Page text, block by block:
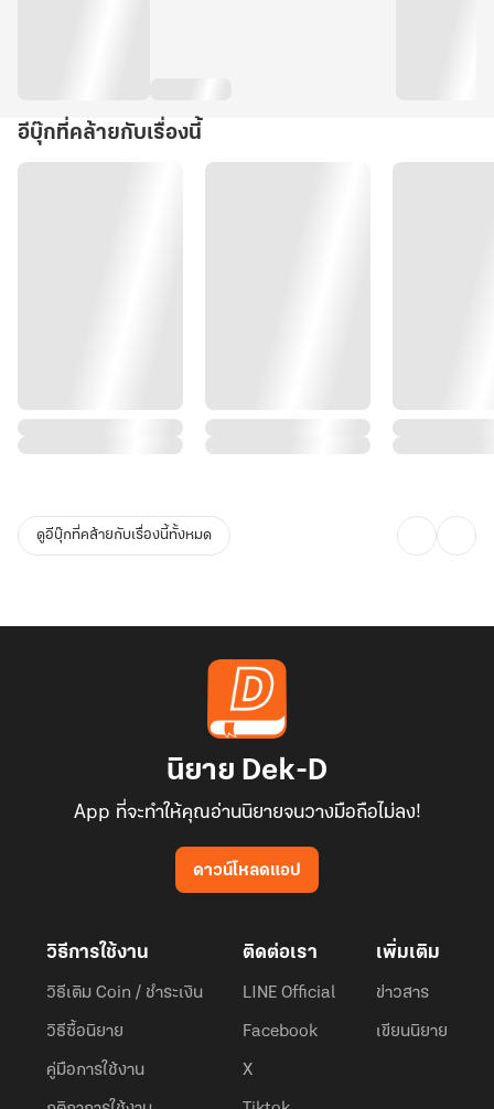
อีบุ๊กที่คล้ายกับเรื่องนี้
ดูอีบุ๊กที่คล้ายกับเรื่องนี้ทั้งหมด
นิยาย Dek-D
App ที่จะทำให้คุณอ่านนิยายจนวางมือถือไม่ลง!
ดาวน์โหลดแอป
วิธีการใช้งาน
วิธีเติม Coin / ชำระเงิน
วิธีซื้อนิยาย
คู่มือการใช้งาน
ติดต่อเรา
LINE Official
Facebook
X
เพิ่มเติม
ข่าวสาร
เขียนนิยาย